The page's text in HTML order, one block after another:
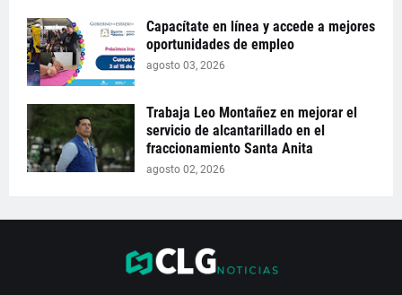
Capacítate en línea y accede a mejores
oportunidades de empleo
agosto 03, 2026
Trabaja Leo Montañez en mejorar el
servicio de alcantarillado en el
fraccionamiento Santa Anita
agosto 02, 2026